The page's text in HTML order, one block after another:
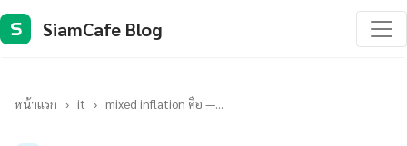
S SiamCafe Blog
หน้าแรก › it › mixed inflation คือ —...